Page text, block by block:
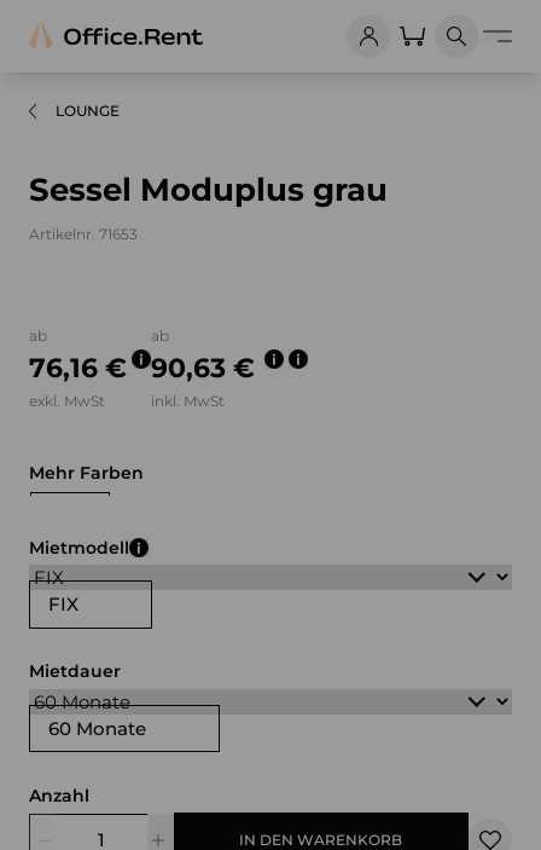
LOUNGE
Sessel Moduplus grau
Artikelnr. 71653
ab
76,16 €
exkl. MwSt
ab
90,63 €
inkl. MwSt
Mehr Farben
FIX
Mietmodell
60 Monate
Mietdauer
Anzahl
IN DEN WARENKORB